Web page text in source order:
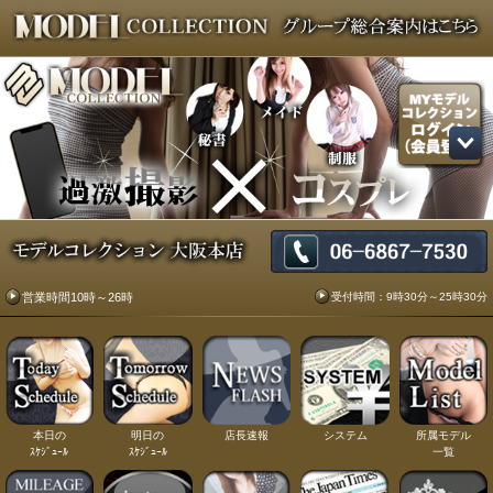
営業時間10時～26時 受付時間：9時30分～25時30分
本日の
ｽｹｼﾞｭｰﾙ
明日の
ｽｹｼﾞｭｰﾙ
店長速報 システム
所属モデル
一覧